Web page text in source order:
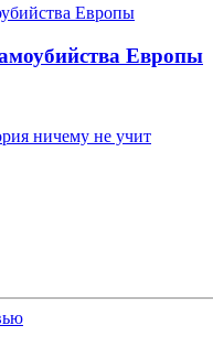
Европы
ничему не учит